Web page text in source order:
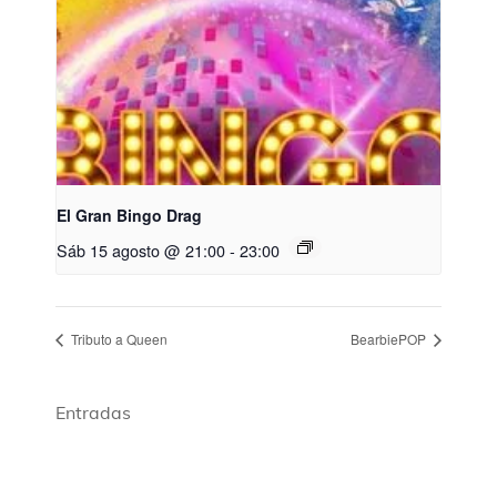
El Gran Bingo Drag
Sáb 15 agosto @ 21:00- 23:00
Tributo a Queen​ BearbiePOP
Entradas